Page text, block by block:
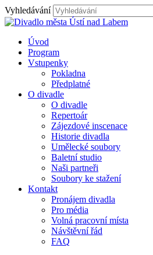
Vyhledávání
Úvod
Program
Vstupenky
Pokladna
Předplatné
O divadle
O divadle
Repertoár
Zájezdové inscenace
Historie divadla
Umělecké soubory
Baletní studio
Naši partneři
Soubory ke stažení
Kontakt
Pronájem divadla
Pro média
Volná pracovní místa
Návštěvní řád
FAQ